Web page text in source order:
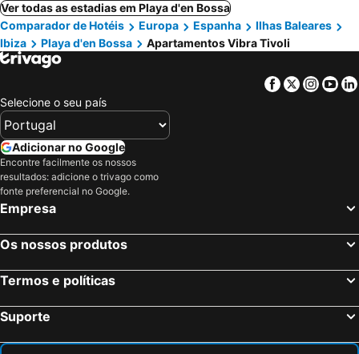
Ver todas as estadias em Playa d'en Bossa
Comparador de Hotéis
Europa Espanha
Ilhas Baleares
Ibiza
Playa d'en Bossa Apartamentos Vibra Tivoli
Facebook
Twitter
Selecione o seu país
Adicionar no Google
Encontre facilmente os nossos
resultados: adicione o trivago como
fonte preferencial no Google.
Empresa
Os nossos produtos
Termos e políticas
Suporte